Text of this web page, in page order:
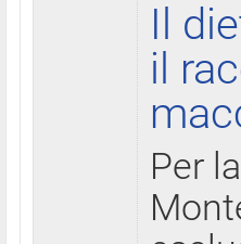
Il
il
Per